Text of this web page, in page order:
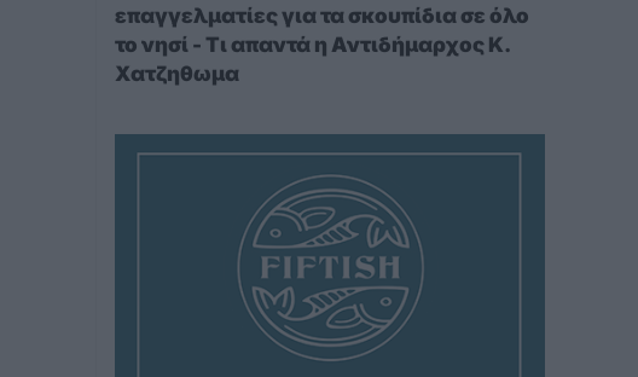
επαγγελματίες για τα σκουπίδια σε όλο
το νησί - Τι απαντά η Αντιδήμαρχος Κ.
Χατζηθωμα